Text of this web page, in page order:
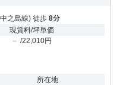
之島線) 徒歩 8分
現賃料/坪単価
－ /22,010円
所在地